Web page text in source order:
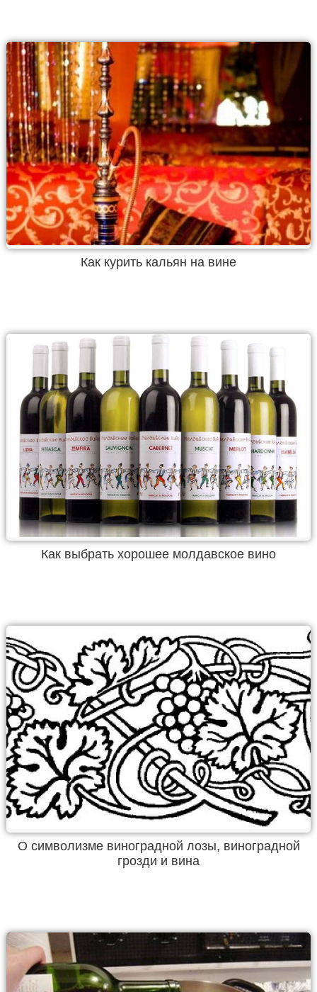
Как курить кальян на вине
Как выбрать хорошее молдавское вино
О символизме виноградной лозы, виноградной
грозди и вина